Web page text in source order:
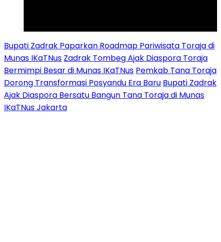
Bupati Zadrak Paparkan Roadmap Pariwisata Toraja di
Munas IKaTNus Zadrak Tombeg Ajak Diaspora Toraja
Bermimpi Besar di Munas IKaTNus Pemkab Tana Toraja
Dorong Transformasi Posyandu Era Baru Bupati Zadrak
Ajak Diaspora Bersatu Bangun Tana Toraja di Munas
IKaTNus Jakarta